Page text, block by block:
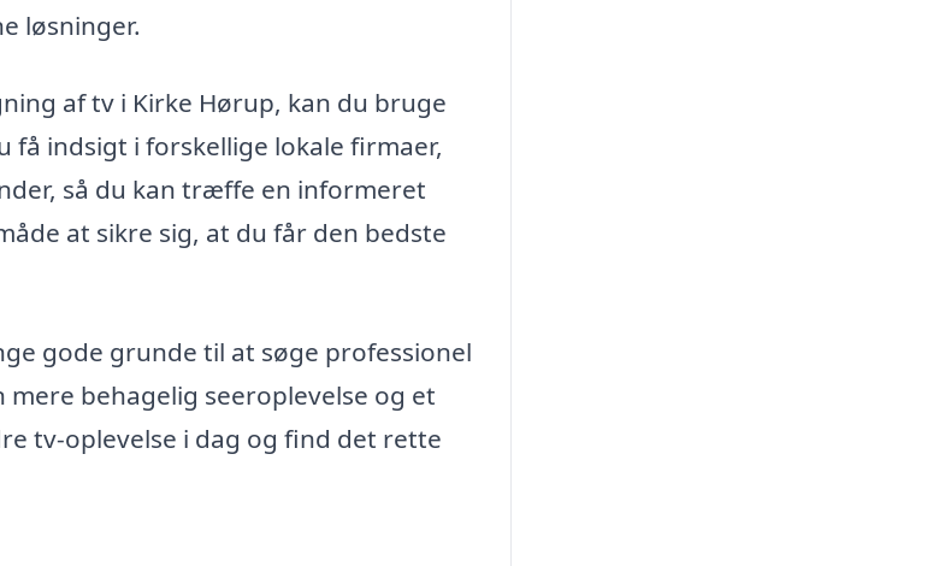
løsninger.
af tv i Kirke Hørup, kan du bruge
få indsigt i forskellige lokale firmaer,
så du kan træffe en informeret
at sikre sig, at du får den bedste
gode grunde til at søge professionel
behagelig seeroplevelse og et
tv-oplevelse i dag og find det rette